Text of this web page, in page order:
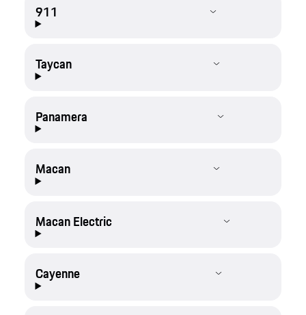
911
Taycan
Panamera
Macan
Macan Electric
Cayenne